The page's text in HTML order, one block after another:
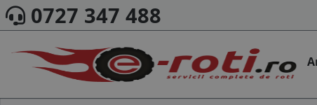
0727 347 488